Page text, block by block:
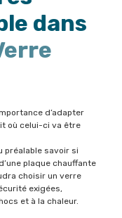
dans
d’adapter
où celui-ci va être
préalable savoir si
plaque chauffante
choisir un verre
exigées,
et à la chaleur.